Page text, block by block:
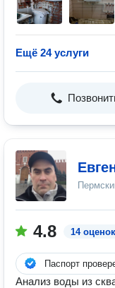
Ещё 24 услуги
4.8 14 оценок
Паспорт
Анализ воды из